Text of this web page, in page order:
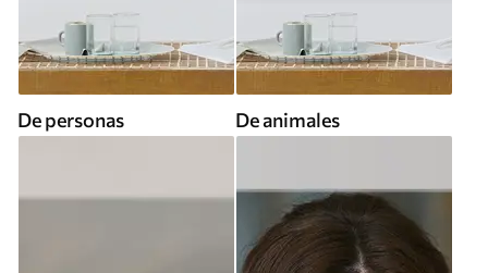
De personas De animales